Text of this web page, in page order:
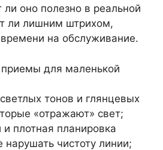
оно полезно в реальной
ли лишним штрихом,
на обслуживание.
для маленькой
тонов и глянцевых
«отражают» свет;
плотная планировка
чистоту линии;